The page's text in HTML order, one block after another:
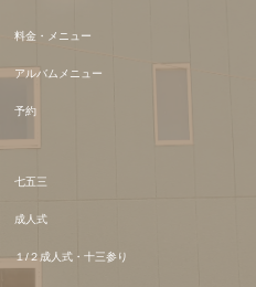
料金・メニュー
アルバムメニュー
予約
七五三
成人式
１/２成人式・十三参り